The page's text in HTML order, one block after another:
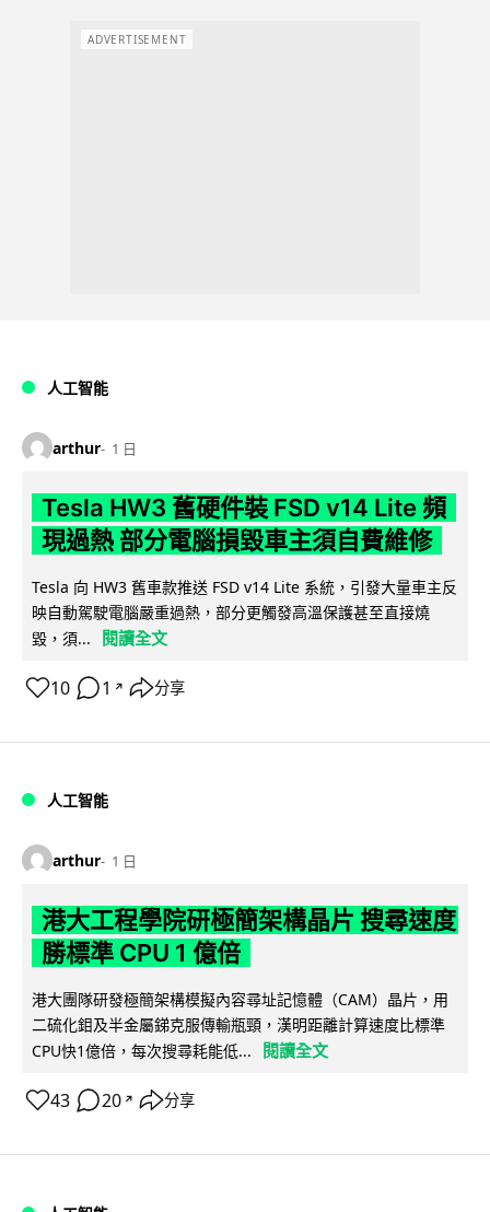
ADVERTISEMENT
人工智能
arthur 1 日
Tesla HW3 舊硬件裝 FSD v14 Lite 頻
現過熱 部分電腦損毀車主須自費維修
Tesla 向 HW3 舊車款推送 FSD v14 Lite 系統，引發大量車主反
映自動駕駛電腦嚴重過熱，部分更觸發高溫保護甚至直接燒
毀，須...
閱讀全文
10 1 ↗ 分享
人工智能
arthur 1 日
港大工程學院研極簡架構晶片 搜尋速度
勝標準 CPU 1 億倍
港大團隊研發極簡架構模擬內容尋址記憶體（CAM）晶片，用
二硫化鉬及半金屬銻克服傳輸瓶頸，漢明距離計算速度比標準
CPU快1億倍，每次搜尋耗能低...
閱讀全文
43 20 ↗ 分享